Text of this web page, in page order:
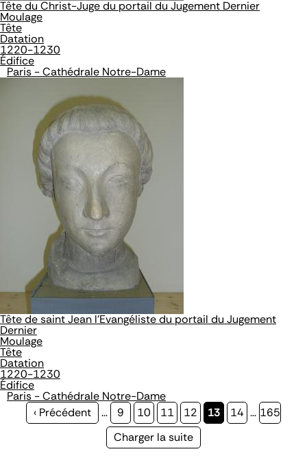
Tête du Christ-Juge du portail du Jugement Dernier
Moulage
Tête
Datation
1220-1230
Édifice
Paris - Cathédrale Notre-Dame
Tête de saint Jean l'Evangéliste du portail du Jugement
Dernier
Moulage
Tête
Datation
1220-1230
Édifice
Paris - Cathédrale Notre-Dame
Page
‹ Précédent … Page
9 Page
10 Page
11 Page
12
Page
13 Page
14 … Page
165
Page
Charger la suite